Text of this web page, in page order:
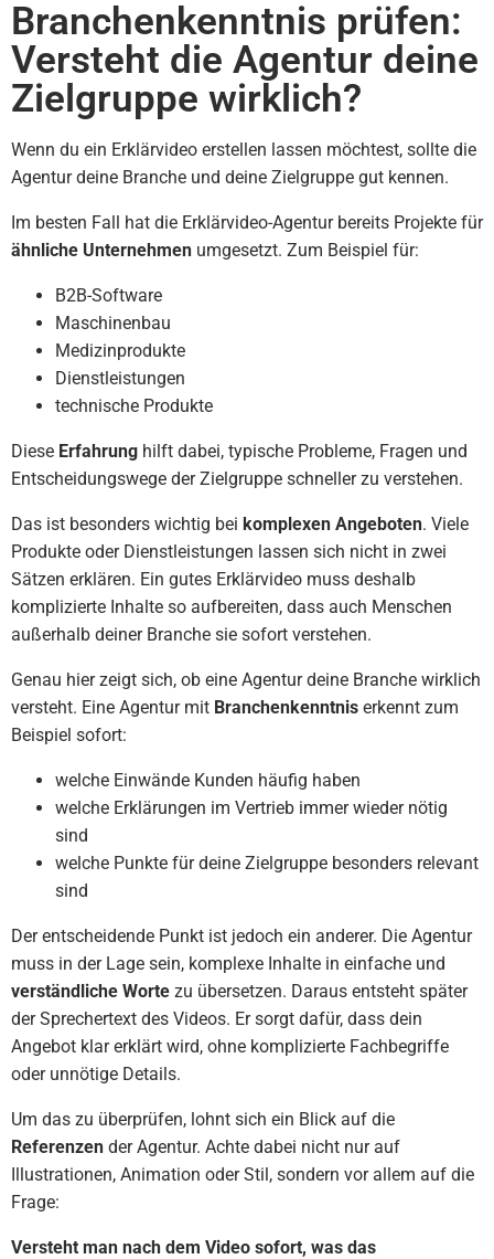
Branchenkenntnis prüfen:
Versteht die Agentur deine
Zielgruppe wirklich?
Wenn du ein Erklärvideo erstellen lassen möchtest, sollte die
Agentur deine Branche und deine Zielgruppe gut kennen.
Im besten Fall hat die Erklärvideo-Agentur bereits Projekte für
ähnliche Unternehmen umgesetzt. Zum Beispiel für:
B2B-Software
Maschinenbau
Medizinprodukte
Dienstleistungen
technische Produkte
Diese Erfahrung hilft dabei, typische Probleme, Fragen und
Entscheidungswege der Zielgruppe schneller zu verstehen.
Das ist besonders wichtig bei komplexen Angeboten. Viele
Produkte oder Dienstleistungen lassen sich nicht in zwei
Sätzen erklären. Ein gutes Erklärvideo muss deshalb
komplizierte Inhalte so aufbereiten, dass auch Menschen
außerhalb deiner Branche sie sofort verstehen.
Genau hier zeigt sich, ob eine Agentur deine Branche wirklich
versteht. Eine Agentur mit Branchenkenntnis erkennt zum
Beispiel sofort:
welche Einwände Kunden häufig haben
welche Erklärungen im Vertrieb immer wieder nötig
sind
welche Punkte für deine Zielgruppe besonders relevant
sind
Der entscheidende Punkt ist jedoch ein anderer. Die Agentur
muss in der Lage sein, komplexe Inhalte in einfache und
verständliche Worte zu übersetzen. Daraus entsteht später
der Sprechertext des Videos. Er sorgt dafür, dass dein
Angebot klar erklärt wird, ohne komplizierte Fachbegriffe
oder unnötige Details.
Um das zu überprüfen, lohnt sich ein Blick auf die
Referenzen der Agentur. Achte dabei nicht nur auf
Illustrationen, Animation oder Stil, sondern vor allem auf die
Frage:
Versteht man nach dem Video sofort, was das